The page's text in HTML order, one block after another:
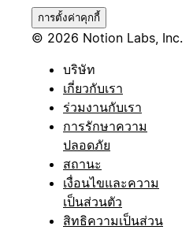
การตั้งค่าคุกกี้
© 2026 Notion Labs, Inc.
บริษัท
เกี่ยวกับเรา
ร่วมงานกับเรา
การรักษาความ
ปลอดภัย
สถานะ
เงื่อนไขและความ
เป็นส่วนตัว
สิทธิความเป็นส่วน